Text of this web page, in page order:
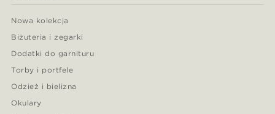
Nowa kolekcja
Biżuteria i zegarki
Dodatki do garnituru
Torby i portfele
Odzież i bielizna
Okulary